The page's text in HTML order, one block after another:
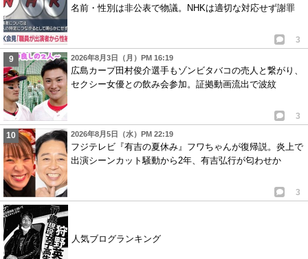
名前・性別は非公表で物議。NHKは適切な対応せず謝罪
3
2026年8月3日（月）PM 16:19
広島カープ田村俊介選手もゾンビタバコの売人と繋がり、
セクシー女優との飲み会参加。証拠動画流出で波紋
3
2026年8月5日（水）PM 22:19
フジテレビ『有吉の夏休み』フワちゃんが復帰説。炎上で
出演シーンカット騒動から2年、有吉弘行が匂わせか
3
人気ブログランキング